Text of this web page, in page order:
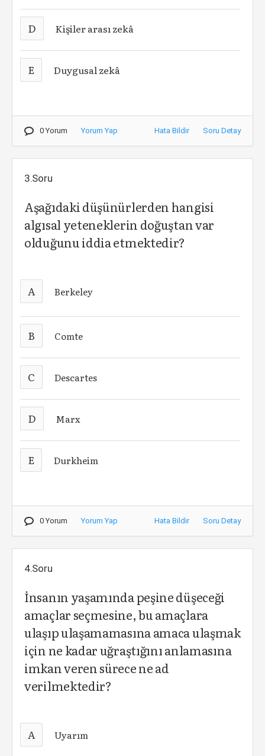
D Kişiler arası zekâ
E Duygusal zekâ
0 Yorum Yorum Yap Hata Bildir Soru Detay
3.Soru
Aşağıdaki düşünürlerden hangisi
algısal yeteneklerin doğuştan var
olduğunu iddia etmektedir?
A Berkeley
B Comte
C Descartes
D Marx
E Durkheim
0 Yorum Yorum Yap Hata Bildir Soru Detay
4.Soru
İnsanın yaşamında peşine düşeceği
amaçlar seçmesine, bu amaçlara
ulaşıp ulaşamamasına amaca ulaşmak
için ne kadar uğraştığını anlamasına
imkan veren sürece ne ad
verilmektedir?
A Uyarım